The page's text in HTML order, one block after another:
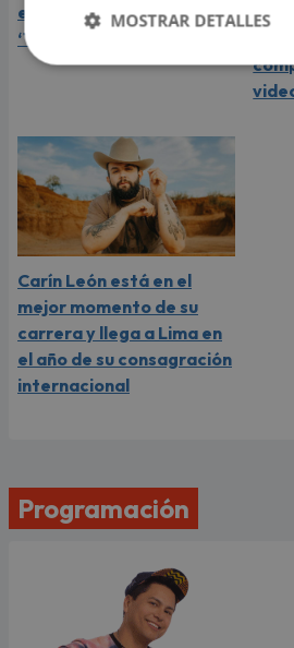
el lanzamiento de
‘Tototo (+4)’
Carín León está en el
mejor momento de su
carrera y llega a Lima en
el año de su consagración
internacional
Programación
MOSTRAR DETALLES